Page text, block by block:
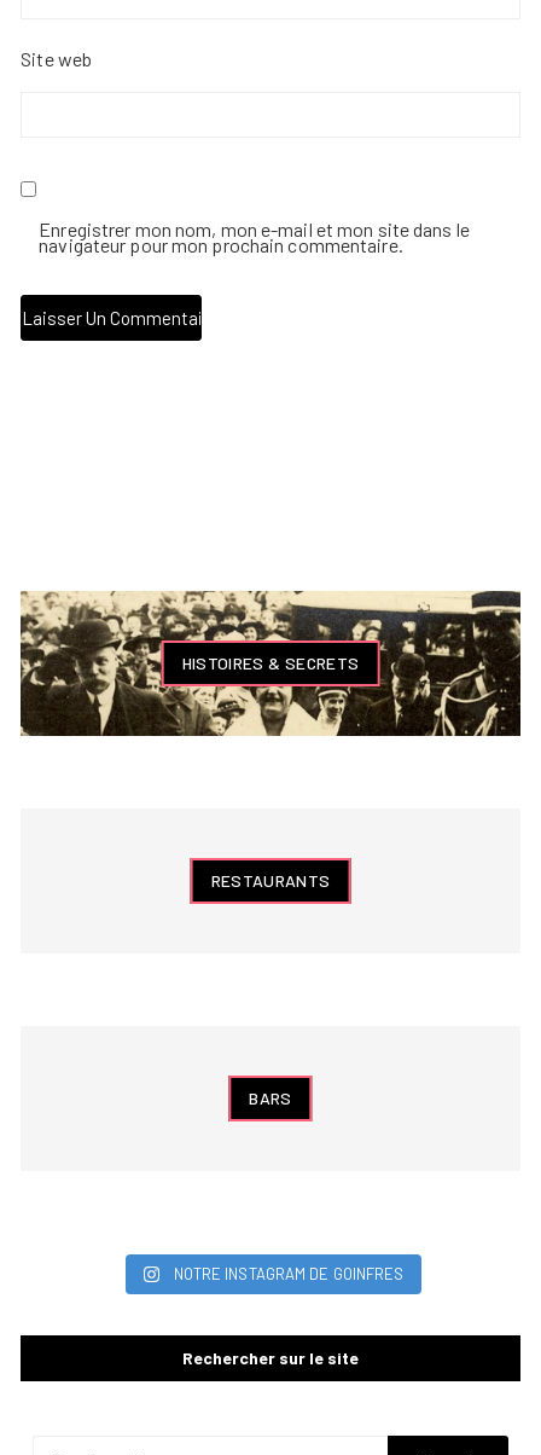
Site web
Enregistrer mon nom, mon e-mail et mon site dans le
navigateur pour mon prochain commentaire.
HISTOIRES & SECRETS
RESTAURANTS
BARS
NOTRE INSTAGRAM DE GOINFRES
Rechercher sur le site